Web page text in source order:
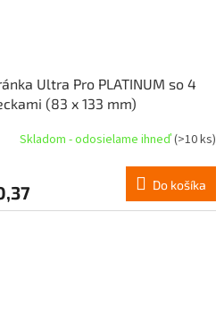
Ultra Pro PLATINUM so 4
(83 x 133 mm)
Skladom - odosielame ihneď(>10 ks)
Do košíka